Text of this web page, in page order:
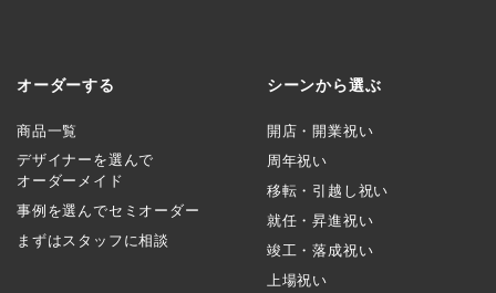
オーダーする
商品一覧
デザイナーを選んで
オーダーメイド
事例を選んでセミオーダー
まずはスタッフに相談
シーンから選ぶ
開店・開業祝い
周年祝い
移転・引越し祝い
就任・昇進祝い
竣工・落成祝い
上場祝い